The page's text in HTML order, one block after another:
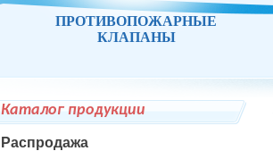
ПРОТИВОПОЖАРНЫЕ
КЛАПАНЫ
Каталог продукции
Распродажа